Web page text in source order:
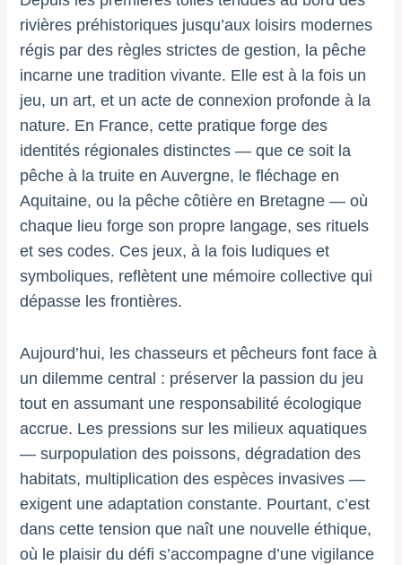
rivières préhistoriques jusqu’aux loisirs modernes
régis par des règles strictes de gestion, la pêche
incarne une tradition vivante. Elle est à la fois un
jeu, un art, et un acte de connexion profonde à la
nature. En France, cette pratique forge des
identités régionales distinctes — que ce soit la
pêche à la truite en Auvergne, le fléchage en
Aquitaine, ou la pêche côtière en Bretagne — où
chaque lieu forge son propre langage, ses rituels
et ses codes. Ces jeux, à la fois ludiques et
symboliques, reflètent une mémoire collective qui
dépasse les frontières.
Aujourd’hui, les chasseurs et pêcheurs font face à
un dilemme central : préserver la passion du jeu
tout en assumant une responsabilité écologique
accrue. Les pressions sur les milieux aquatiques
— surpopulation des poissons, dégradation des
habitats, multiplication des espèces invasives —
exigent une adaptation constante. Pourtant, c’est
dans cette tension que naît une nouvelle éthique,
où le plaisir du défi s’accompagne d’une vigilance